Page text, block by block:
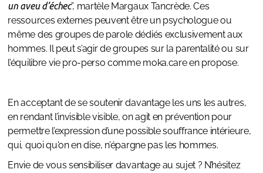
un aveu d’échec”, martèle Margaux Tancrède. Ces
ressources externes peuvent être un psychologue ou
même des groupes de parole dédiés exclusivement aux
hommes. Il peut s’agir de groupes sur la parentalité ou sur
l’équilibre vie pro-perso comme moka.care en propose.
En acceptant de se soutenir davantage les uns les autres,
en rendant l’invisible visible, on agit en prévention pour
permettre l’expression d’une possible souffrance intérieure,
qui, quoi qu'on en dise, n’épargne pas les hommes.
Envie de vous sensibiliser davantage au sujet ? N’hésitez